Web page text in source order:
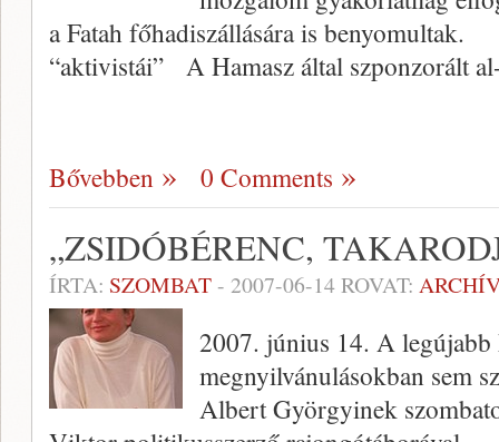
a Fatah főhadiszállására is
“aktivistái” A Hamasz által szponzorált
Bővebben 0 Comments
„ZSIDÓBÉRENC,
ÍRTA: SZOMBAT- 2007-06-14ROVAT:
2007. június 14. A
megnyilvánulásokban sem
Albert Györgyinek